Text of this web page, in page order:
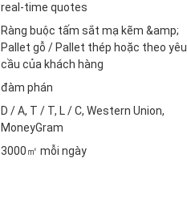
real-time quotes
Ràng buộc tấm sắt mạ kẽm &amp;
Pallet gỗ / Pallet thép hoặc theo yêu
cầu của khách hàng
đàm phán
D / A, T / T, L / C, Western Union,
MoneyGram
3000㎡ mỗi ngày